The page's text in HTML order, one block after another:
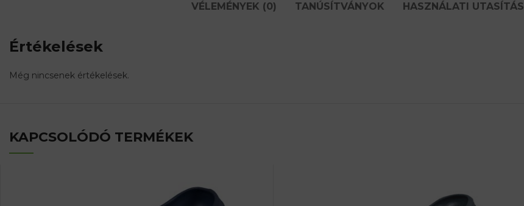
VÉLEMÉNYEK (0) TANÚSÍTVÁNYOK HASZNÁLATI UTASÍTÁS
Értékelések
Még nincsenek értékelések.
KAPCSOLÓDÓ TERMÉKEK